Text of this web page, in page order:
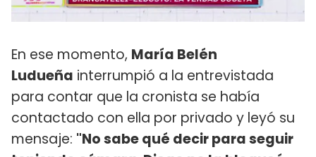
En ese momento, María Belén
Ludueña interrumpió a la entrevistada
para contar que la cronista se había
contactado con ella por privado y leyó su
mensaje: "No sabe qué decir para seguir